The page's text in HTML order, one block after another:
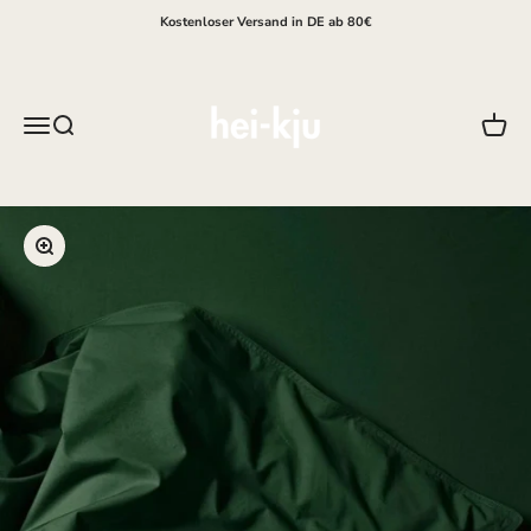
Kostenloser Versand in DE ab 80€
MenüSuche
Bild vergrößern